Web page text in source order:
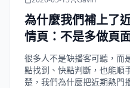
為什麼我們補上了
情頁：不是多做頁
很多人不是缺播客可聽，而
點找到、快點判斷，也能順
楚，我們為什麼把近期熱門